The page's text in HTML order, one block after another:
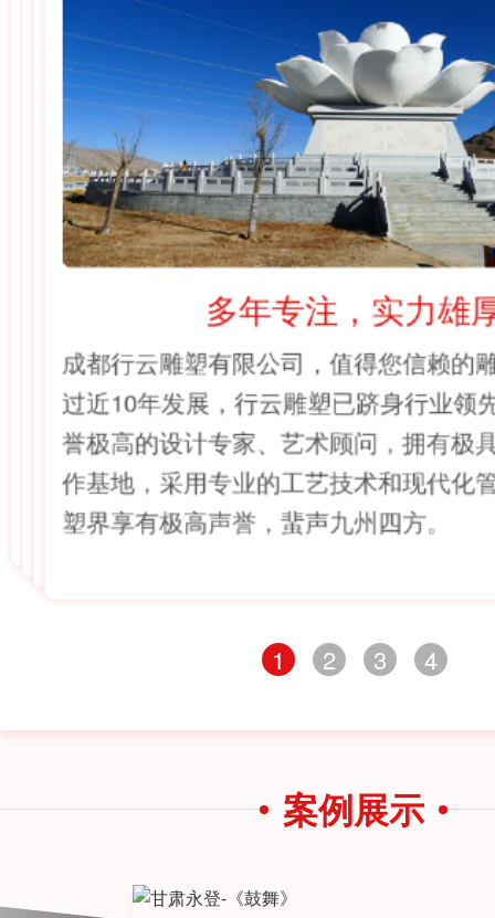
多年专注，实力雄
成都行云雕塑有限公司，值得您信赖的
过近10年发展，行云雕塑已跻身行业领
誉极高的设计专家、艺术顾问，拥有极
作基地，采用专业的工艺技术和现代化
塑界享有极高声誉，蜚声九州四方。
1 2 3 4
案例展示